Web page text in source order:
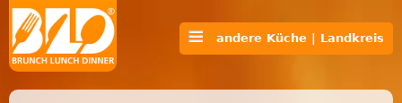
andere Küche | Landkreis